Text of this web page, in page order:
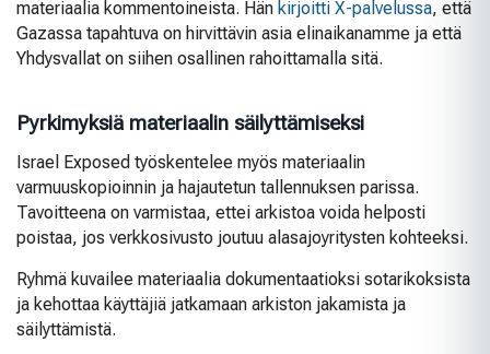
materiaalia kommentoineista. Hän kirjoitti X-palvelussa, että
Gazassa tapahtuva on hirvittävin asia elinaikanamme ja että
Yhdysvallat on siihen osallinen rahoittamalla sitä.
Pyrkimyksiä materiaalin säilyttämiseksi
Israel Exposed työskentelee myös materiaalin
varmuuskopioinnin ja hajautetun tallennuksen parissa.
Tavoitteena on varmistaa, ettei arkistoa voida helposti
poistaa, jos verkkosivusto joutuu alasajoyritysten kohteeksi.
Ryhmä kuvailee materiaalia dokumentaatioksi sotarikoksista
ja kehottaa käyttäjiä jatkamaan arkiston jakamista ja
säilyttämistä.